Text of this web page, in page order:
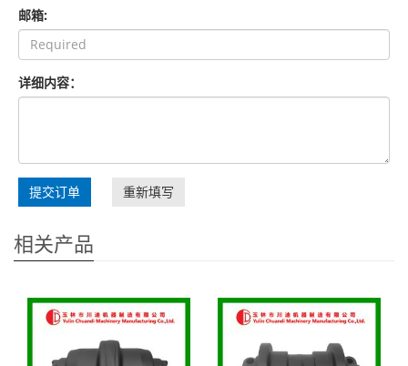
邮箱:
详细内容：
提交订单 重新填写
相关产品